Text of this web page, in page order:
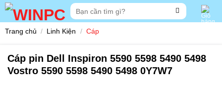
Skip
Tìm
kiếm:
Trang chủ / Linh Kiện / Cáp
Cáp pin Dell Inspiron 5590 5598 5490 5498
Vostro 5590 5598 5490 5498 0Y7W7